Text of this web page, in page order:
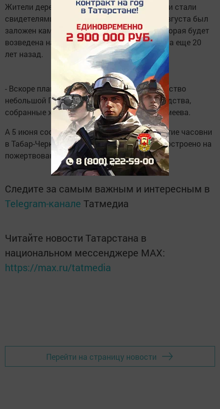
Жители деревень Тюбяк-Черки и Табар-Черки стали
свидетелями двух памятных событий. 10 августа был
заложен камень под фундамент церкви, которая будет
возведена на месте старой, сгоревшей дотла еще 20
лет назад.
- Вскоре планируем начать здесь строительство
небольшой Петропавловской церкви на средства,
собранные жителями, - говорит Галина Экимеева.
А 5 июня состоялось торжественное открытие часовни
в Табар-Черках. Это строение также было построено на
пожертвования местных жителей.
Следите за самым важным и интересным в
Telegram-канале Татмедиа
Читайте новости Татарстана в
национальном мессенджере MАХ:
https://max.ru/tatmedia
Перейти на страницу новости